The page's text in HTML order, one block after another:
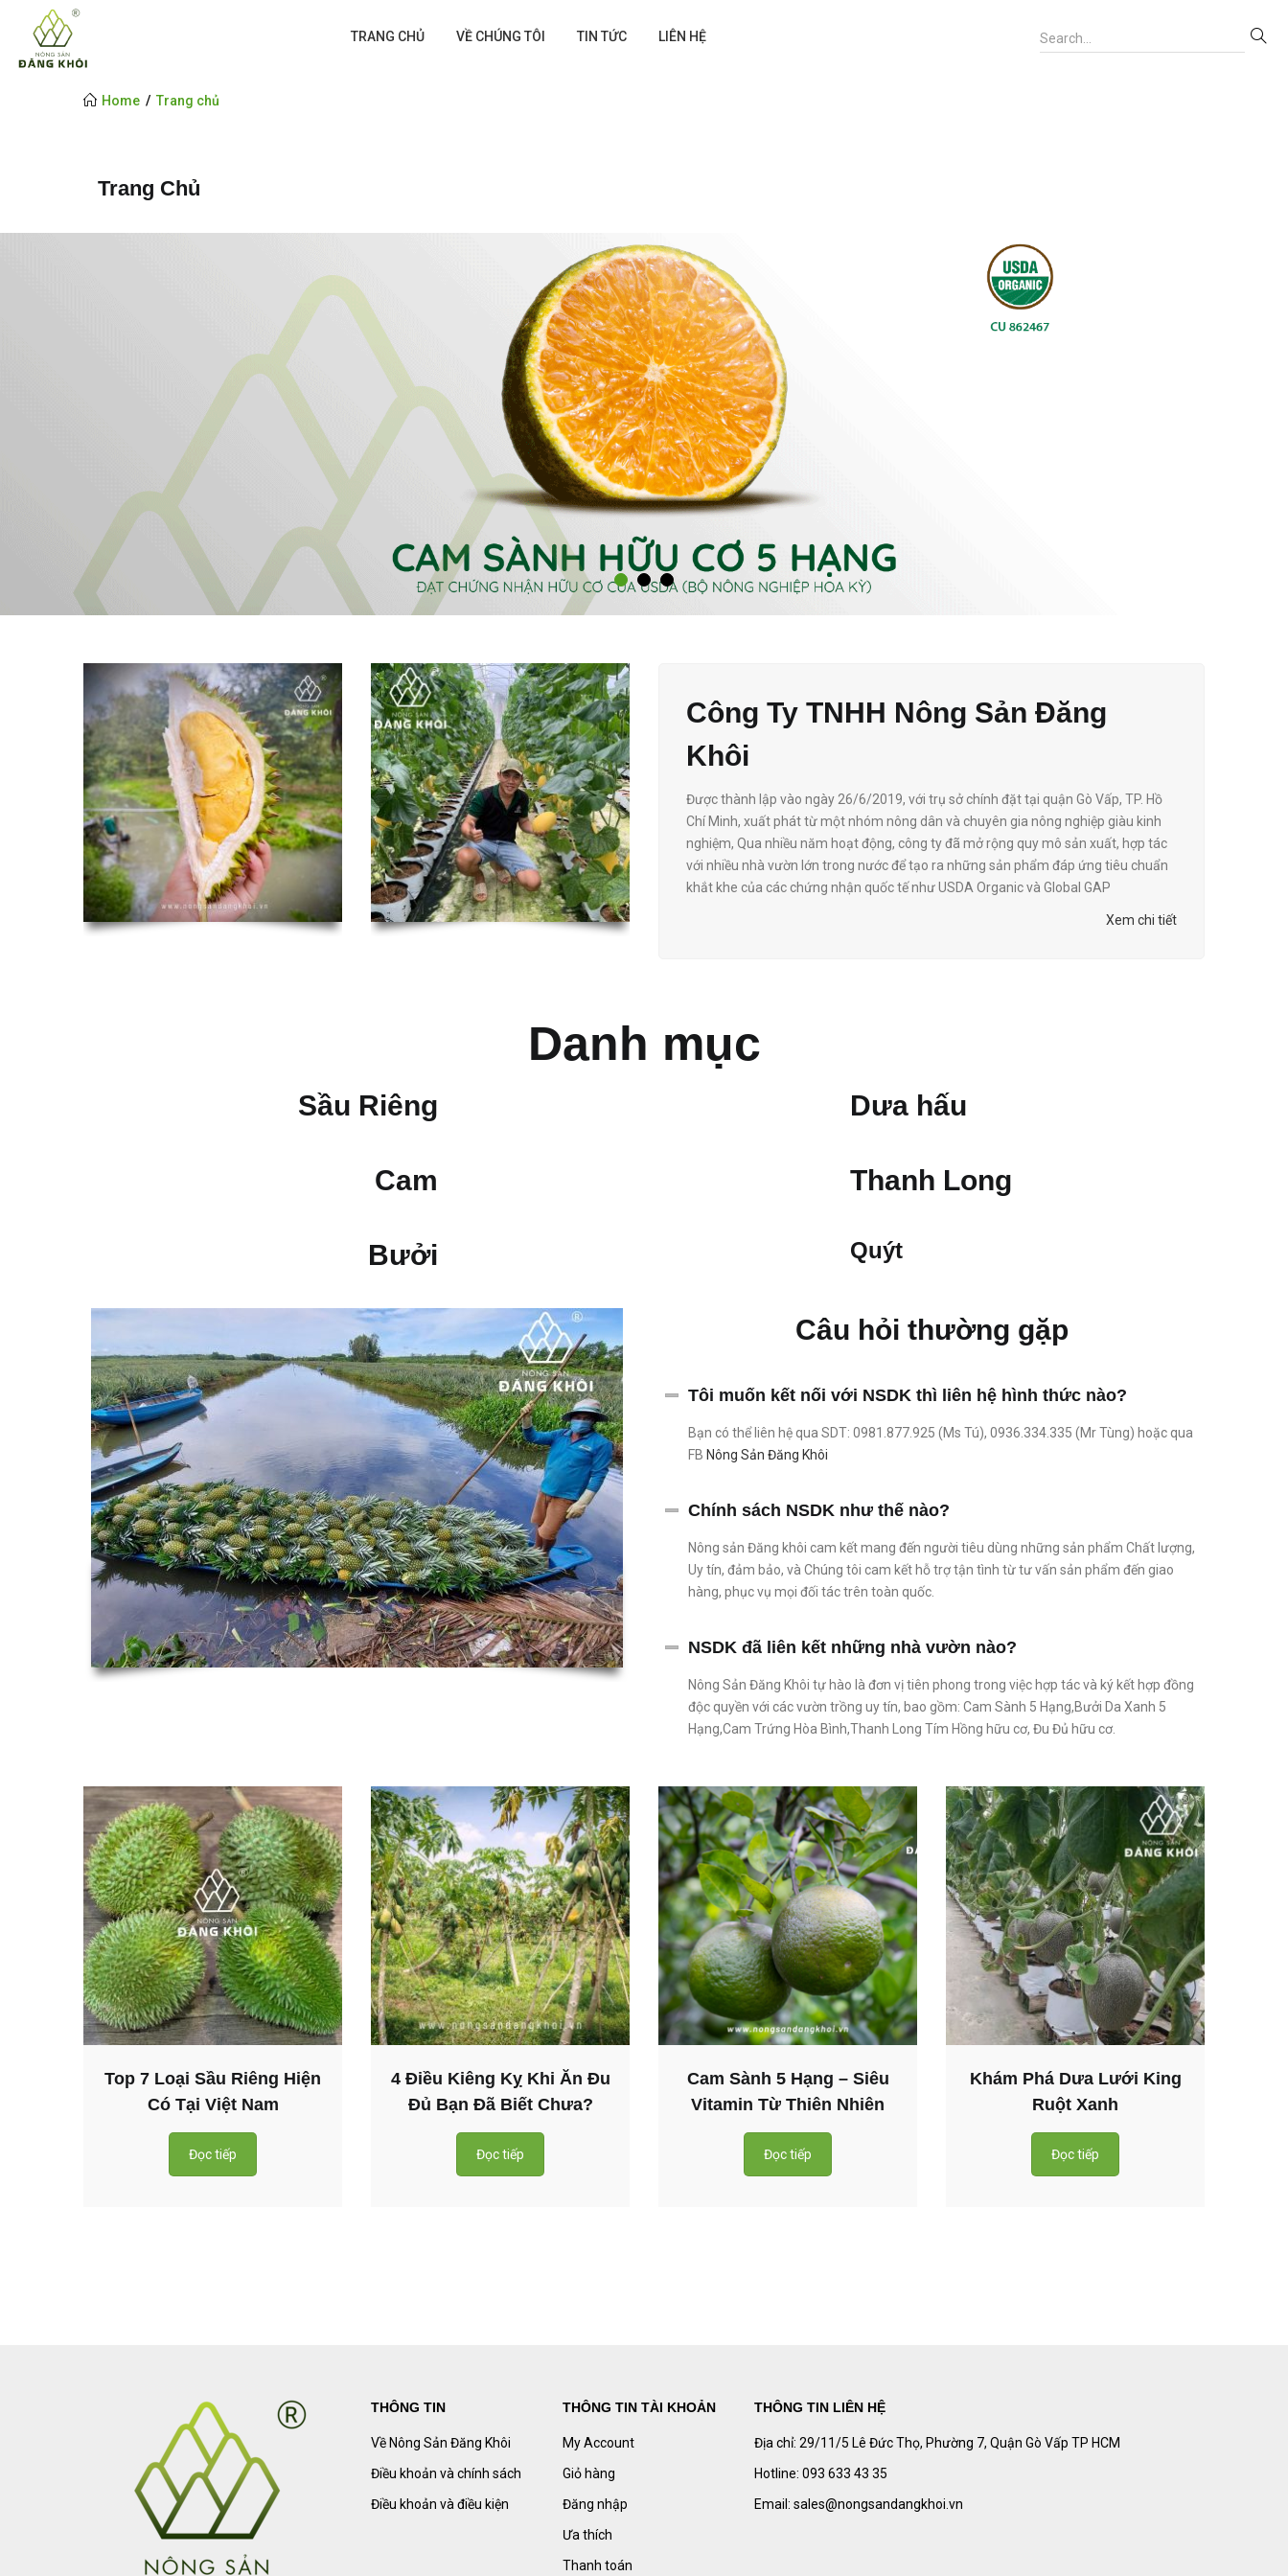
TRANG CHỦ VỀ CHÚNG TÔI TIN TỨC LIÊN HỆ
Home Trang chủ
Trang Chủ
Công Ty TNHH Nông Sản Đăng
Khôi
Được thành lập vào ngày 26/6/2019, với trụ sở chính đặt tại quận Gò Vấp, TP. Hồ
Chí Minh​, xuất phát từ một nhóm nông dân và chuyên gia nông nghiệp giàu kinh
nghiệm, Qua nhiều năm hoạt động, công ty đã mở rộng quy mô sản xuất, hợp tác
với nhiều nhà vườn lớn trong nước để tạo ra những sản phẩm đáp ứng tiêu chuẩn
khắt khe của các chứng nhận quốc tế như USDA Organic và Global GAP
Xem chi tiết
Danh mục
Sầu Riêng
Cam
Bưởi
Dưa hấu
Thanh Long
Quýt
Câu hỏi thường gặp
Tôi muốn kết nối với NSDK thì liên hệ hình thức nào?
Bạn có thể liên hệ qua SDT: 0981.877.925 (Ms Tú), 0936.334.335 (Mr Tùng) hoặc qua
FB Nông Sản Đăng Khôi
Chính sách NSDK như thế nào?
Nông sản Đăng khôi cam kết mang đến người tiêu dùng những sản phẩm Chất lượng,
Uy tín, đảm bảo, và Chúng tôi cam kết hỗ trợ tận tình từ tư vấn sản phẩm đến giao
hàng, phục vụ mọi đối tác trên toàn quốc.
NSDK đã liên kết những nhà vườn nào?
Nông Sản Đăng Khôi tự hào là đơn vị tiên phong trong việc hợp tác và ký kết hợp đồng
độc quyền với các vườn trồng uy tín, bao gồm: Cam Sành 5 Hạng,Bưởi Da Xanh 5
Hạng,Cam Trứng Hòa Bình,Thanh Long Tím Hồng hữu cơ, Đu Đủ hữu cơ.
Your Description Here
Your Description Here
Your Description Here
Your Description Here
Your Description Here
Top 7 Loại Sầu Riêng Hiện
Có Tại Việt Nam
Đọc tiếp
4 Điều Kiêng Kỵ Khi Ăn Đu
Đủ Bạn Đã Biết Chưa?
Đọc tiếp
Cam Sành 5 Hạng – Siêu
Vitamin Từ Thiên Nhiên
Đọc tiếp
Khám Phá Dưa Lưới King
Ruột Xanh
Đọc tiếp
THÔNG TIN
Về Nông Sản Đăng Khôi
Điều khoản và chính sách
Điều khoản và điều kiện
THÔNG TIN TÀI KHOẢN
My Account
Giỏ hàng
Đăng nhập
Ưa thích
Thanh toán
THÔNG TIN LIÊN HỆ
Địa chỉ: 29/11/5 Lê Đức Thọ, Phường 7, Quận Gò Vấp TP HCM
Hotline: 093 633 43 35
Email: sales@nongsandangkhoi.vn